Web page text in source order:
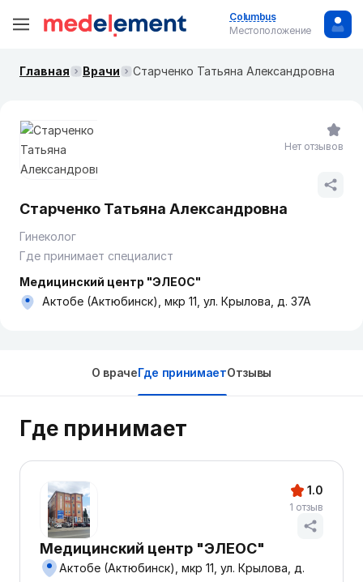
Columbus
Местоположение
Главная Врачи Старченко Татьяна Александровна
Старченко Татьяна Александровна
Гинеколог
Где принимает специалист
Медицинский центр "ЭЛЕОС"
Актобе (Актюбинск), мкр 11, ул. Крылова, д. 37А
Нет отзывов
О врачеГде принимаетОтзывы
Где принимает
Медицинский центр "ЭЛЕОС"
Актобе (Актюбинск), мкр 11, ул. Крылова, д.
1.0
1 отзыв